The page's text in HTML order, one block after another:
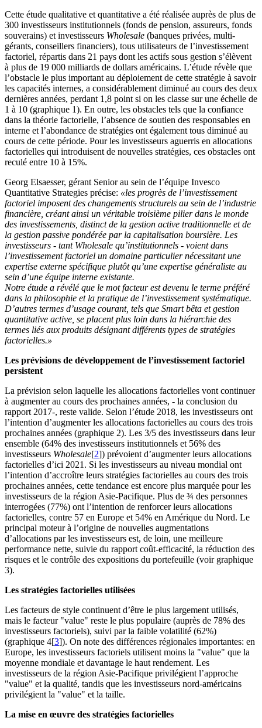
Cette étude qualitative et quantitative a été réalisée auprès de plus de
300 investisseurs institutionnels (fonds de pension, assureurs, fonds
souverains) et investisseurs Wholesale (banques privées, multi-
gérants, conseillers financiers), tous utilisateurs de l’investissement
factoriel, répartis dans 21 pays dont les actifs sous gestion s’élèvent
à plus de 19 000 milliards de dollars américains. L’étude révèle que
l’obstacle le plus important au déploiement de cette stratégie à savoir
les capacités internes, a considérablement diminué au cours des deux
dernières années, perdant 1,8 point si on les classe sur une échelle de
1 à 10 (graphique 1). En outre, les obstacles tels que la confiance
dans la théorie factorielle, l’absence de soutien des responsables en
interne et l’abondance de stratégies ont également tous diminué au
cours de cette période. Pour les investisseurs aguerris en allocations
factorielles qui introduisent de nouvelles stratégies, ces obstacles ont
reculé entre 10 à 15%.
Georg Elsaesser, gérant Senior au sein de l’équipe Invesco
Quantitative Strategies précise: «les progrès de l’investissement
factoriel imposent des changements structurels au sein de l’industrie
financière, créant ainsi un véritable troisième pilier dans le monde
des investissements, distinct de la gestion active traditionnelle et de
la gestion passive pondérée par la capitalisation boursière. Les
investisseurs - tant Wholesale qu’institutionnels - voient dans
l’investissement factoriel un domaine particulier nécessitant une
expertise externe spécifique plutôt qu’une expertise généraliste au
sein d’une équipe interne existante.
Notre étude a révélé que le mot facteur est devenu le terme préféré
dans la philosophie et la pratique de l’investissement systématique.
D’autres termes d’usage courant, tels que Smart bêta et gestion
quantitative active, se placent plus loin dans la hiérarchie des
termes liés aux produits désignant différents types de stratégies
factorielles.»
Les prévisions de développement de l’investissement factoriel
persistent
La prévision selon laquelle les allocations factorielles vont continuer
à augmenter au cours des prochaines années, - la conclusion du
rapport 2017-, reste valide. Selon l’étude 2018, les investisseurs ont
l’intention d’augmenter les allocations factorielles au cours des trois
prochaines années (graphique 2). Les 3/5 des investisseurs dans leur
ensemble (64% des investisseurs institutionnels et 56% des
investisseurs Wholesale[2]) prévoient d’augmenter leurs allocations
factorielles d’ici 2021. Si les investisseurs au niveau mondial ont
l’intention d’accroître leurs stratégies factorielles au cours des trois
prochaines années, cette tendance est encore plus marquée pour les
investisseurs de la région Asie-Pacifique. Plus de ¾ des personnes
interrogées (77%) ont l’intention de renforcer leurs allocations
factorielles, contre 57 en Europe et 54% en Amérique du Nord. Le
principal moteur à l’origine de nouvelles augmentations
d’allocations par les investisseurs est, de loin, une meilleure
performance nette, suivie du rapport coût-efficacité, la réduction des
risques et le contrôle des expositions du portefeuille (voir graphique
3).
Les stratégies factorielles utilisées
Les facteurs de style continuent d’être le plus largement utilisés,
mais le facteur "value" reste le plus populaire (auprès de 78% des
investisseurs factoriels), suivi par la faible volatilité (62%)
(graphique 4[3]). On note des différences régionales importantes: en
Europe, les investisseurs factoriels utilisent moins la "value" que la
moyenne mondiale et davantage le haut rendement. Les
investisseurs de la région Asie-Pacifique privilégient l’approche
"value" et la qualité, tandis que les investisseurs nord-américains
privilégient la "value" et la taille.
La mise en œuvre des stratégies factorielles